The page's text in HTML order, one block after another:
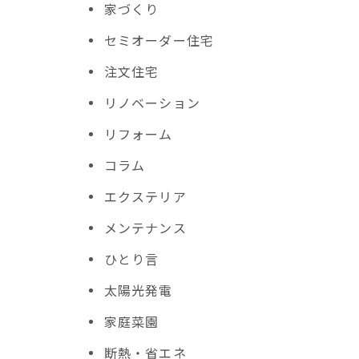
家づくり
セミオーダー住宅
注文住宅
リノベーション
リフォーム
コラム
エクステリア
メンテナンス
ひとり言
太陽光発電
家庭菜園
断熱・省エネ